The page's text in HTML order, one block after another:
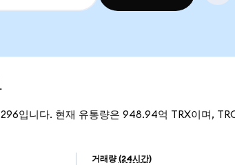
입니다. 현재 유통량은 948.94억 TRX이며,
거래량 (24시간)